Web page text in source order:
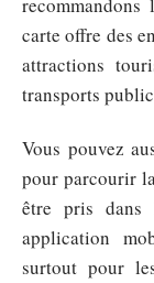
carte offre des
attractions
transports
Vous pouvez
pour parcourir
être pris dans
application
surtout pour